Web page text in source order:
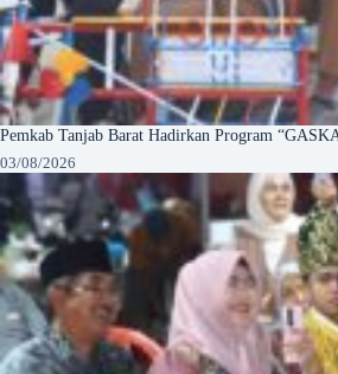
Pemkab Tanjab Barat Hadirkan Program
03/08/2026